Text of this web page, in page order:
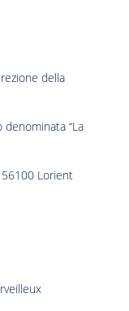
della
“La
Lorient